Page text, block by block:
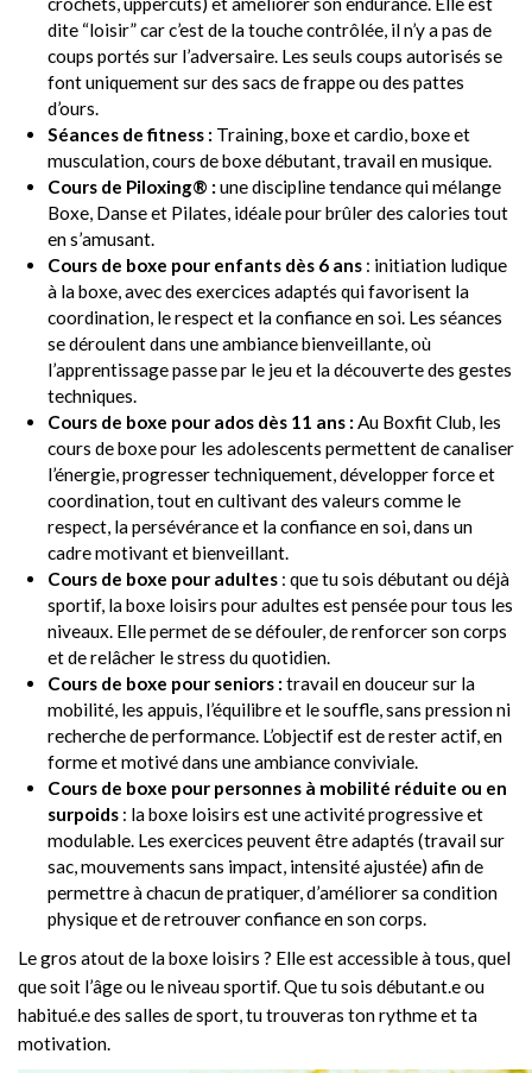
dite “loisir” car c’est de la touche contrôlée, il n’y a pas de
coups portés sur l’adversaire. Les seuls coups autorisés se
font uniquement sur des sacs de frappe ou des pattes
d’ours.
Séances de fitness : Training, boxe et cardio, boxe et
musculation, cours de boxe débutant, travail en musique.
Cours de Piloxing® : une discipline tendance qui mélange
Boxe, Danse et Pilates, idéale pour brûler des calories tout
en s’amusant.
Cours de boxe pour enfants dès 6 ans : initiation ludique
à la boxe, avec des exercices adaptés qui favorisent la
coordination, le respect et la confiance en soi. Les séances
se déroulent dans une ambiance bienveillante, où
l’apprentissage passe par le jeu et la découverte des gestes
techniques.
Cours de boxe pour ados dès 11 ans : Au Boxfit Club, les
cours de boxe pour les adolescents permettent de canaliser
l’énergie, progresser techniquement, développer force et
coordination, tout en cultivant des valeurs comme le
respect, la persévérance et la confiance en soi, dans un
cadre motivant et bienveillant.
Cours de boxe pour adultes : que tu sois débutant ou déjà
sportif, la boxe loisirs pour adultes est pensée pour tous les
niveaux. Elle permet de se défouler, de renforcer son corps
et de relâcher le stress du quotidien.
Cours de boxe pour seniors : travail en douceur sur la
mobilité, les appuis, l’équilibre et le souffle, sans pression ni
recherche de performance. L’objectif est de rester actif, en
forme et motivé dans une ambiance conviviale.
Cours de boxe pour personnes à mobilité réduite ou en
surpoids : la boxe loisirs est une activité progressive et
modulable. Les exercices peuvent être adaptés (travail sur
sac, mouvements sans impact, intensité ajustée) afin de
permettre à chacun de pratiquer, d’améliorer sa condition
physique et de retrouver confiance en son corps.
Le gros atout de la boxe loisirs ? Elle est accessible à tous, quel
que soit l’âge ou le niveau sportif. Que tu sois débutant.e ou
habitué.e des salles de sport, tu trouveras ton rythme et ta
motivation.